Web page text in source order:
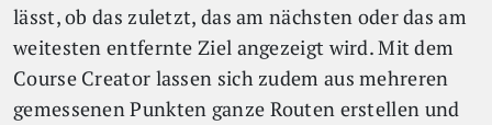
lässt, ob das zuletzt, das am nächsten oder das am
weitesten entfernte Ziel angezeigt wird. Mit dem
Course Creator lassen sich zudem aus mehreren
gemessenen Punkten ganze Routen erstellen und